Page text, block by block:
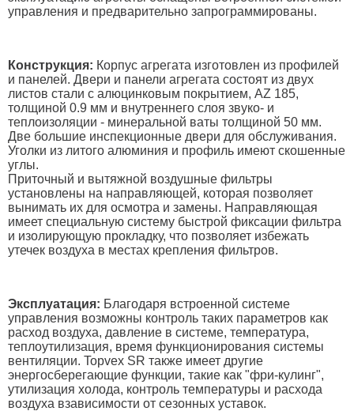
управления и предварительно запрограммированы.
Конструкция: Корпус агрегата изготовлен из профилей
и панелей. Двери и панели агрегата состоят из двух
листов стали с алюцинковым покрытием, AZ 185,
толщиной 0.9 мм и внутреннего слоя звуко- и
теплоизоляции - минеральной ваты толщиной 50 мм.
Две большие инспекционные двери для обслуживания.
Уголки из литого алюминия и профиль имеют скошенные
углы.
Приточный и вытяжной воздушные фильтры
установлены на направляющей, которая позволяет
вынимать их для осмотра и замены. Направляющая
имеет специальную систему быстрой фиксации фильтра
и изолирующую прокладку, что позволяет избежать
утечек воздуха в местах крепления фильтров.
Эксплуатация: Благодаря встроенной системе
управления возможны контроль таких параметров как
расход воздуха, давление в системе, температура,
теплоутилизация, время функционирования системы
вентиляции. Topvex SR также имеет другие
энергосберегающие функции, такие как "фри-кулинг",
утилизация холода, контроль температуры и расхода
воздуха взависимости от сезонных уставок.